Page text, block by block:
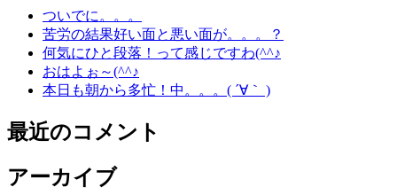
ついでに。。。
苦労の結果好い面と悪い面が。。。？
何気にひと段落！って感じですわ(^^♪
おはよぉ～(^^♪
本日も朝から多忙！中。。。( ´∀｀ )
最近のコメント
アーカイブ